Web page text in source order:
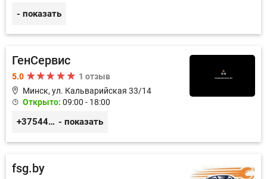
- показать
ГенСервис
5.0
1 отзыв
Минск, ул. Кальварийская 33/14
Открыто: 09:00 - 18:00
+375444649592 - показать
fsg.by